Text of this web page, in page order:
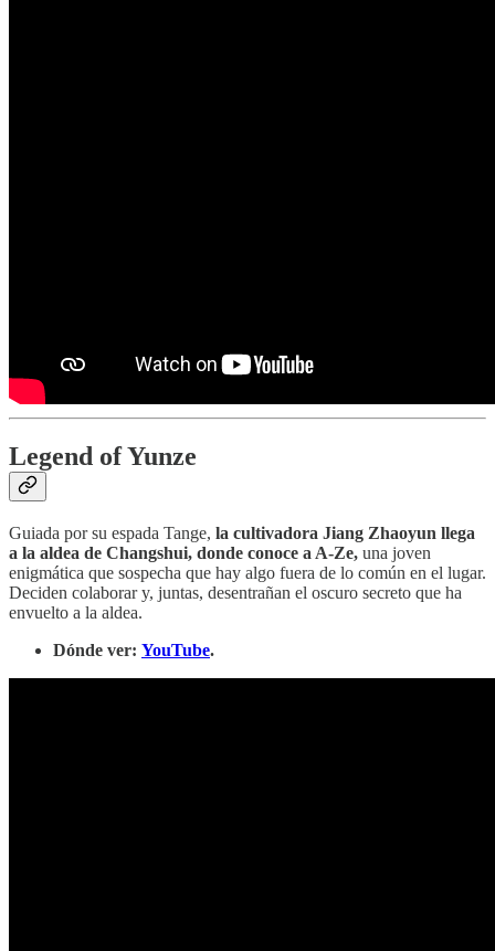
Legend of Yunze
Guiada por su espada Tange, la cultivadora Jiang Zhaoyun llega
a la aldea de Changshui, donde conoce a A-Ze, una joven
enigmática que sospecha que hay algo fuera de lo común en el lugar.
Deciden colaborar y, juntas, desentrañan el oscuro secreto que ha
envuelto a la aldea.
Dónde ver: YouTube.